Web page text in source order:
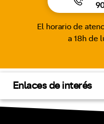
El horario de
a 18h de
Enlaces de interés